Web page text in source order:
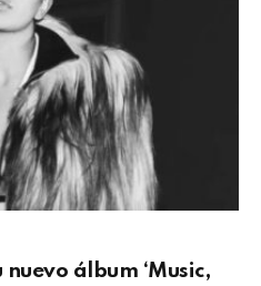
álbum ‘Music,